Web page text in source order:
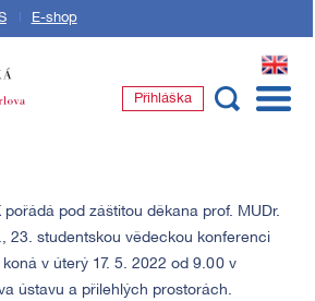
E-shop
EN
Přihláška
pod záštitou děkana prof. MUDr.
23. studentskou vědeckou konferenci
v úterý 17. 5. 2022 od 9.00 v
ústavu a přilehlých prostorách.